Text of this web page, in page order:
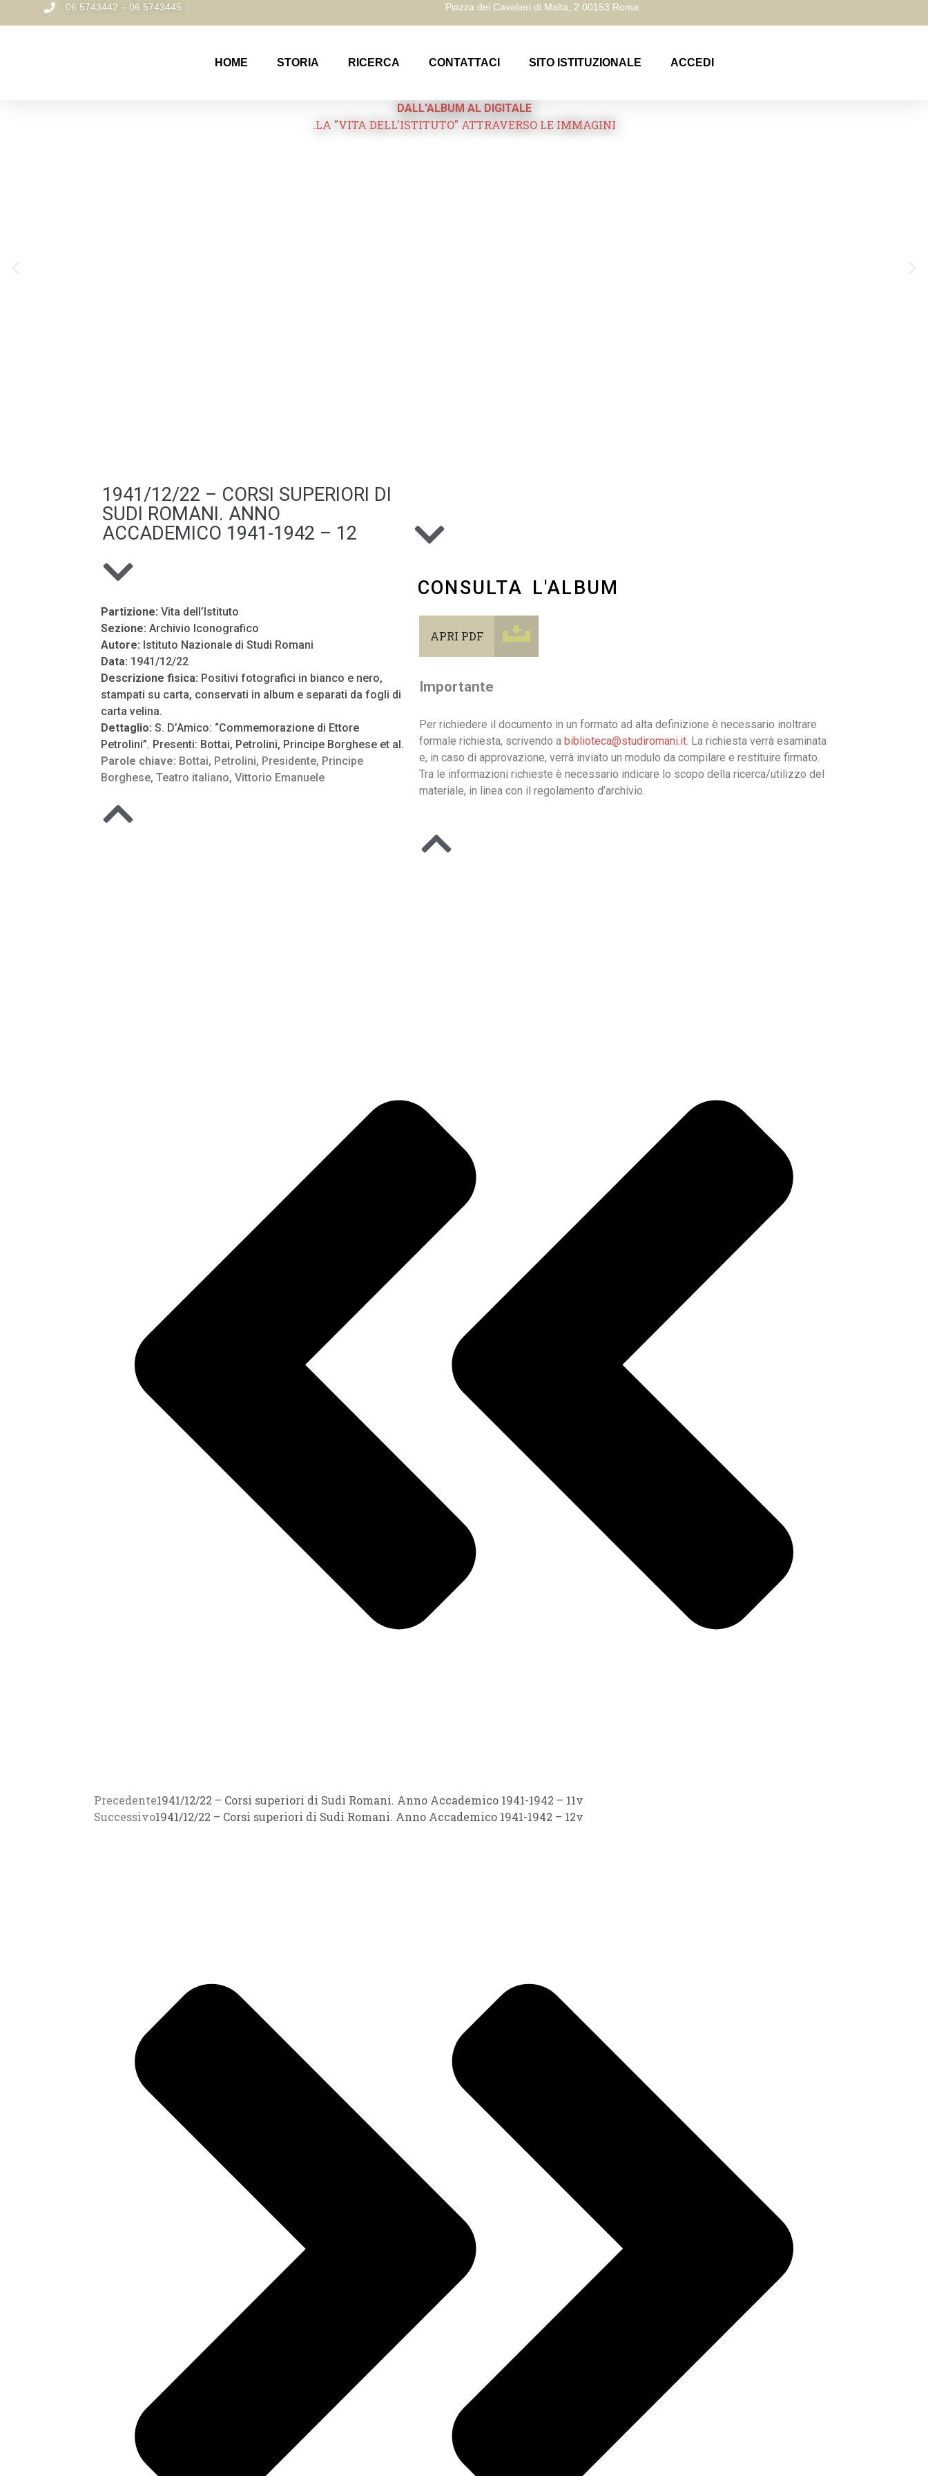
06 5743442 – 06 5743445 Piazza dei Cavalieri di Malta, 2 00153 Roma
HOME STORIA RICERCA CONTATTACI SITO ISTITUZIONALE ACCEDI
DALL'ALBUM AL DIGITALE
.LA "VITA DELL'ISTITUTO" ATTRAVERSO LE IMMAGINI
1941/12/22 – CORSI SUPERIORI DI
SUDI ROMANI. ANNO
ACCADEMICO 1941-1942 – 12
Partizione: Vita dell’Istituto
Sezione: Archivio Iconografico
Autore: Istituto Nazionale di Studi Romani
Data: 1941/12/22
Descrizione fisica: Positivi fotografici in bianco e nero,
stampati su carta, conservati in album e separati da fogli di
carta velina.
Dettaglio: S. D’Amico: “Commemorazione di Ettore
Petrolini”. Presenti: Bottai, Petrolini, Principe Borghese et al.
Parole chiave: Bottai, Petrolini, Presidente, Principe
Borghese, Teatro italiano, Vittorio Emanuele
CONSULTA L'ALBUM
APRI PDF
Importante
Per richiedere il documento in un formato ad alta definizione è necessario inoltrare
formale richiesta, scrivendo a biblioteca@studiromani.it. La richiesta verrà esaminata
e, in caso di approvazione, verrà inviato un modulo da compilare e restituire firmato.
Tra le informazioni richieste è necessario indicare lo scopo della ricerca/utilizzo del
materiale, in linea con il regolamento d’archivio.
Precedente1941/12/22 – Corsi superiori di Sudi Romani. Anno Accademico 1941-1942 – 11v
Successivo1941/12/22 – Corsi superiori di Sudi Romani. Anno Accademico 1941-1942 – 12v